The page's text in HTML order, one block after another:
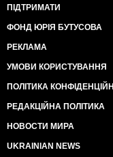
ПІДТРИМАТИ
ФОНД ЮРІЯ БУТУСОВА
РЕКЛАМА
УМОВИ КОРИСТУВАННЯ
ПОЛІТИКА
РЕДАКЦІЙНА ПОЛІТИКА
НОВОСТИ МИРА
UKRAINIAN NEWS